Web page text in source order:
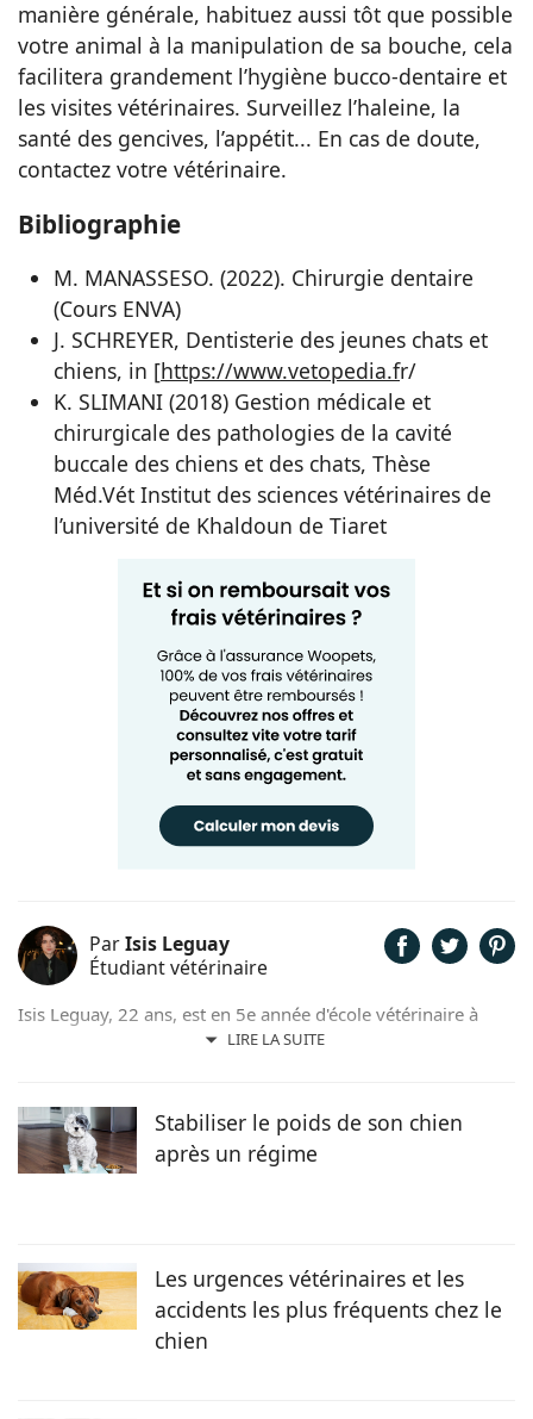
manière générale, habituez aussi tôt que possible
votre animal à la manipulation de sa bouche, cela
facilitera grandement l’hygiène bucco-dentaire et
les visites vétérinaires. Surveillez l’haleine, la
santé des gencives, l’appétit... En cas de doute,
contactez votre vétérinaire.
Bibliographie
M. MANASSESO. (2022). Chirurgie dentaire
(Cours ENVA)
J. SCHREYER, Dentisterie des jeunes chats et
chiens, in [https://www.vetopedia.fr/
K. SLIMANI (2018) Gestion médicale et
chirurgicale des pathologies de la cavité
buccale des chiens et des chats, Thèse
Méd.Vét Institut des sciences vétérinaires de
l’université de Khaldoun de Tiaret
ParIsis Leguay
Étudiant vétérinaire
LIRE LA SUITE
Isis Leguay, 22 ans, est en 5e année d'école vétérinaire à
l'ENVA (École Nationale Vétérinaire d'Alfort), après 2 ans en
Stabiliser le poids de son chien
après un régime
Les urgences vétérinaires et les
accidents les plus fréquents chez le
chien